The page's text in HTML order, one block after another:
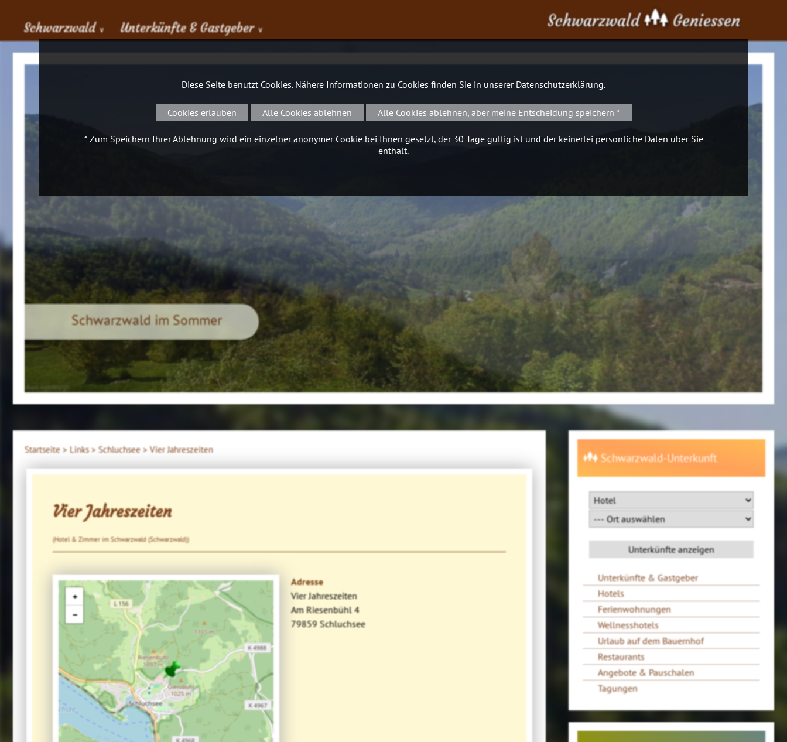
Schwarzwald ∨ Unterkünfte & Gastgeber ∨ Schwarzwald Geniessen
4ws-netdesign
Schwarzwald im Sommer
Startseite > Links > Schluchsee >Vier Jahreszeiten
Vier Jahreszeiten
(Hotel & Zimmer im Schwarzwald (Schwarzwald))
+
−
Adresse
Vier Jahreszeiten
Am Riesenbühl 4
79859 Schluchsee
Schwarzwald-Unterkunft
Unterkünfte & Gastgeber
Hotels
Ferienwohnungen
Wellnesshotels
Urlaub auf dem Bauernhof
Restaurants
Angebote & Pauschalen
Tagungen
Diese Seite benutzt Cookies. Nähere Informationen zu Cookies finden Sie in unserer Datenschutzerklärung.
Cookies erlauben Alle Cookies ablehnen Alle Cookies ablehnen, aber meine Entscheidung speichern *
* Zum Speichern Ihrer Ablehnung wird ein einzelner anonymer Cookie bei Ihnen gesetzt, der 30 Tage gültig ist und der keinerlei persönliche Daten über Sie
enthält.